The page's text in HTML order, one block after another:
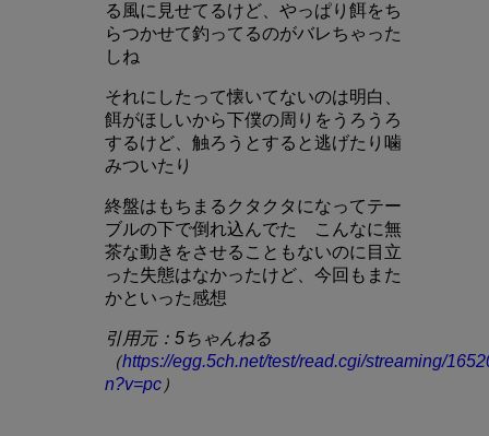
る風に見せてるけど、やっぱり餌をち
らつかせて釣ってるのがバレちゃった
しね
それにしたって懐いてないのは明白、
餌がほしいから下僕の周りをうろうろ
するけど、触ろうとすると逃げたり噛
みついたり
終盤はもちまるクタクタになってテー
ブルの下で倒れ込んでた こんなに無
茶な動きをさせることもないのに目立
った失態はなかったけど、今回もまた
かといった感想
引用元：5ちゃんねる
（https://egg.5ch.net/test/read.cgi/streaming/
n?v=pc ）